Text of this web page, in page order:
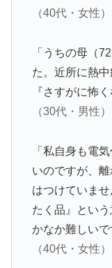
（40代・女性）
「うちの母（
た。近所に熱中
『さすがに怖
（30代・男性）
「私自身も電
いのですが、
はつけていま
たく品』とい
かなか難しいで
（40代・女性）